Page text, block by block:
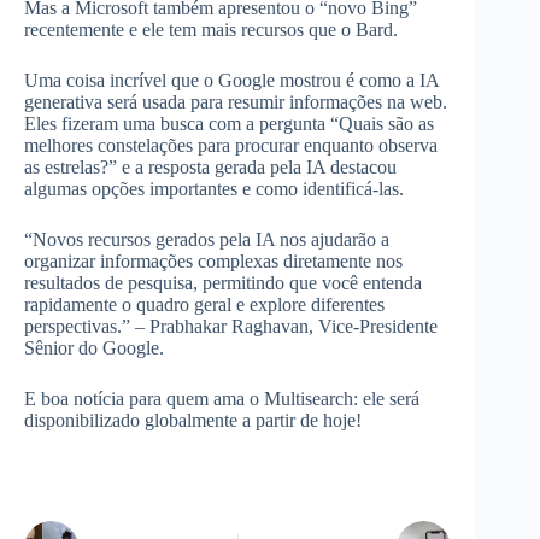
Mas a Microsoft também apresentou o “novo Bing”
recentemente e ele tem mais recursos que o Bard.
Uma coisa incrível que o Google mostrou é como a IA
generativa será usada para resumir informações na web.
Eles fizeram uma busca com a pergunta “Quais são as
melhores constelações para procurar enquanto observa
as estrelas?” e a resposta gerada pela IA destacou
algumas opções importantes e como identificá-las.
“Novos recursos gerados pela IA nos ajudarão a
organizar informações complexas diretamente nos
resultados de pesquisa, permitindo que você entenda
rapidamente o quadro geral e explore diferentes
perspectivas.” – Prabhakar Raghavan, Vice-Presidente
Sênior do Google.
E boa notícia para quem ama o Multisearch: ele será
disponibilizado globalmente a partir de hoje!